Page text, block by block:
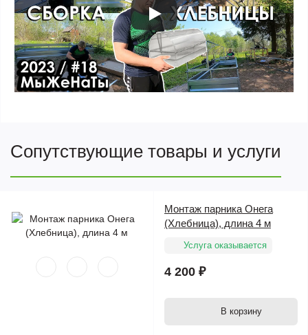
Сопутствующие товары и услуги
Монтаж парника Онега
(Хлебница), длина 4 м
Услуга оказывается
4 200 ₽
В корзину